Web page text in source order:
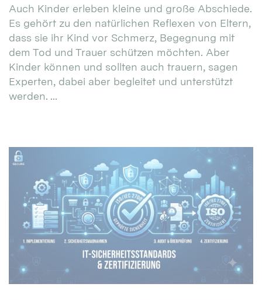
Auch Kinder erleben kleine und große Abschiede.
Es gehört zu den natürlichen Reflexen von Eltern,
dass sie ihr Kind vor Schmerz, Begegnung mit
dem Tod und Trauer schützen möchten. Aber
Kinder können und sollten auch trauern, sagen
Experten, dabei aber begleitet und unterstützt
werden. ...